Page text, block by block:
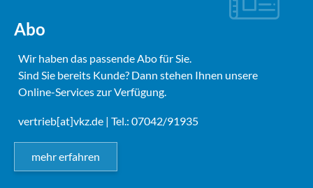
Abo
Wir haben das passende Abo für Sie.
Sind Sie bereits Kunde? Dann stehen Ihnen unsere
Online-Services zur Verfügung.
vertrieb[at]vkz.de | Tel.: 07042/91935
mehr erfahren